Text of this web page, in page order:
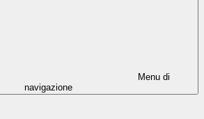
Menu di
navigazione